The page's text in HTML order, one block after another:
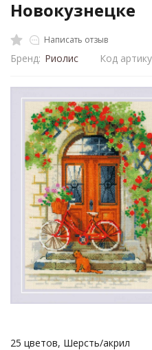
Новокузнецке
Написать отзыв
Бренд: Риолис Код
25 цветов, Шерсть/акрил